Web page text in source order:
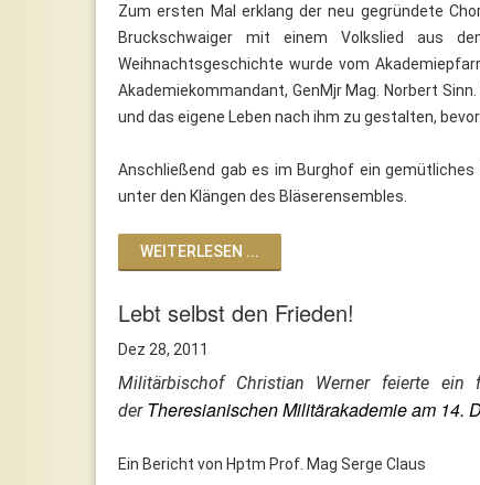
Zum ersten Mal erklang der neu gegründete
Bruckschwaiger mit einem Volkslied aus
Weihnachtsgeschichte wurde vom
Akademiekommandant, GenMjr Mag. Norbert
und das eigene Leben nach ihm zu gestalten,
Anschließend gab es im Burghof ein
unter den Klängen des Bläserensembles.
WEITERLESEN ...
Lebt selbst den Frieden!
Dez 28, 2011
Militärbischof Christian Werner feierte ein
der Theresianischen Militärakademie am 14.
Ein Bericht von Hptm Prof. Mag Serge Claus